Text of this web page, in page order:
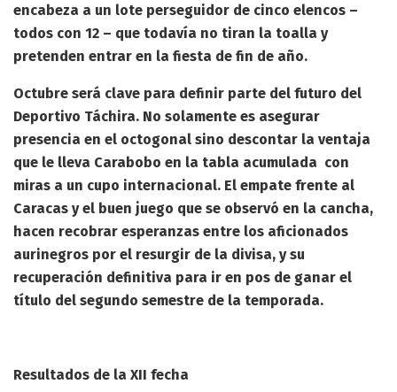
encabeza a un lote perseguidor de cinco elencos –
todos con 12 – que todavía no tiran la toalla y
pretenden entrar en la fiesta de fin de año.
Octubre será clave para definir parte del futuro del
Deportivo Táchira. No solamente es asegurar
presencia en el octogonal sino descontar la ventaja
que le lleva Carabobo en la tabla acumulada con
miras a un cupo internacional. El empate frente al
Caracas y el buen juego que se observó en la cancha,
hacen recobrar esperanzas entre los aficionados
aurinegros por el resurgir de la divisa, y su
recuperación definitiva para ir en pos de ganar el
título del segundo semestre de la temporada.
Resultados de la XII fecha